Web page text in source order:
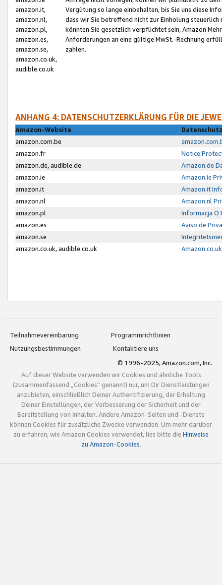
amazon.it,
amazon.nl,
amazon.pl,
amazon.es,
amazon.se,
amazon.co.uk,
audible.co.uk
Vergütung so lange einbehalten, bis Sie uns diese
dass wir Sie betreffend nicht zur Einholung
könnten Sie gesetzlich verpflichtet sein, Amazon
Anforderungen an eine gültige MwSt.-Rechnung
zahlen.
ANHANG 4: DATENSCHUTZERKLÄRUNG FÜR DIE
Amazon-Website
amazon.com.be
amazon.fr
amazon.de, audible.de
Amazon.de
amazon.ie
Amazon.ie
amazon.it
Amazon.it
amazon.nl
Amazon.nl
amazon.pl
Informacja O
amazon.es
Aviso de
amazon.se
amazon.co.uk, audible.co.uk
Teilnahmevereinbarung
Programmrichtlinien
Nutzungsbestimmungen
Kontaktiere uns
© 1996-2025, Amazon.com, Inc.
Auf dieser Website verwenden wir Cookies und ähnliche Tools
(zusammenfassend „Cookies“ genannt) nur, um Dir Dienstleistungen
anzubieten, einschließlich Deiner Authentifizierung, der Erhaltung
Deiner Einstellungen, der Verbesserung der Sicherheit und der
Bereitstellung von Inhalten. Andere Amazon-Seiten und -Dienste
können Cookies für zusätzliche Zwecke verwenden. Um mehr darüber
zu erfahren, wie Amazon Cookies verwendet, lies bitte die Hinweise
zu Amazon-Cookies.